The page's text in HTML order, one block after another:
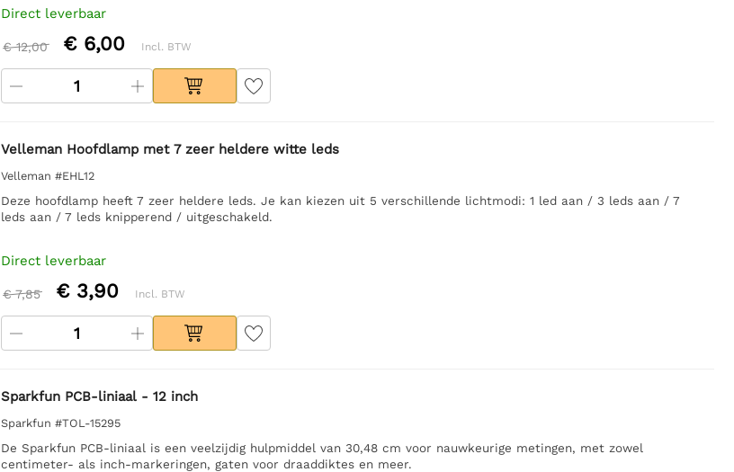
Direct leverbaar
€ 12,00 € 6,00 Incl. BTW
Velleman Hoofdlamp met 7 zeer heldere witte leds
Velleman #EHL12
Deze hoofdlamp heeft 7 zeer heldere leds. Je kan kiezen uit 5 verschillende lichtmodi: 1 led aan / 3 leds aan / 7
leds aan / 7 leds knipperend / uitgeschakeld.
Direct leverbaar
€ 7,85 € 3,90 Incl. BTW
Sparkfun PCB-liniaal - 12 inch
Sparkfun #TOL-15295
De Sparkfun PCB-liniaal is een veelzijdig hulpmiddel van 30,48 cm voor nauwkeurige metingen, met zowel
centimeter- als inch-markeringen, gaten voor draaddiktes en meer.